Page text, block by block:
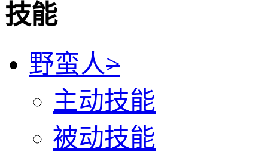
技能
野蛮人>
主动技能
被动技能